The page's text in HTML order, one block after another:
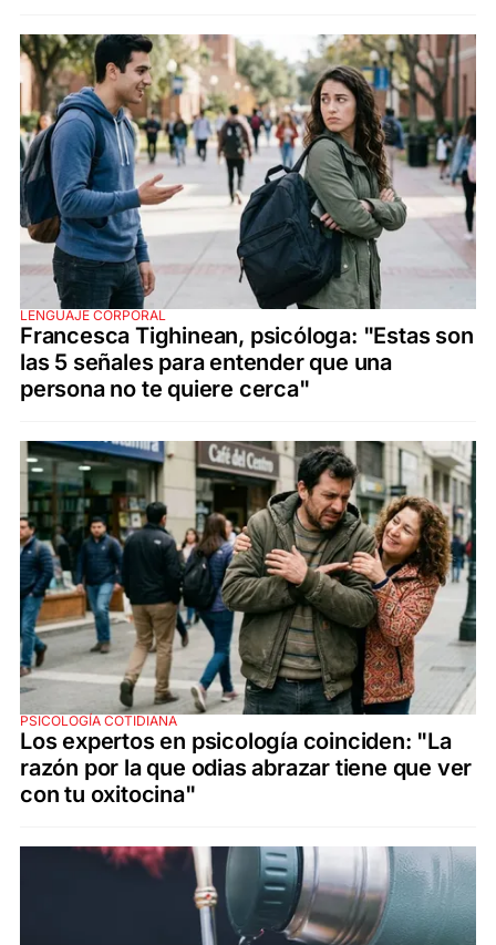
LENGUAJE CORPORAL
Francesca Tighinean, psicóloga: "Estas son
las 5 señales para entender que una
persona no te quiere cerca"
PSICOLOGÍA COTIDIANA
Los expertos en psicología coinciden: "La
razón por la que odias abrazar tiene que ver
con tu oxitocina"